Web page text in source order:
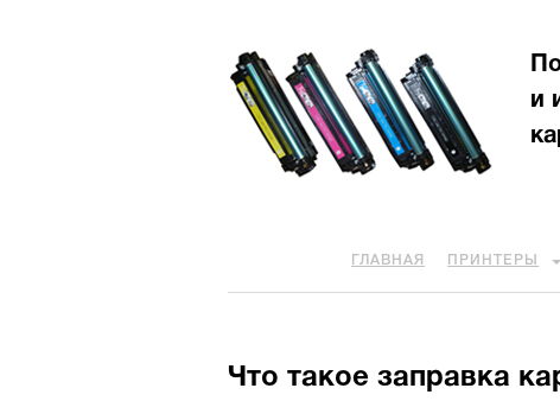
и
ГЛАВНАЯ ПРИНТЕРЫ
Что такое заправка